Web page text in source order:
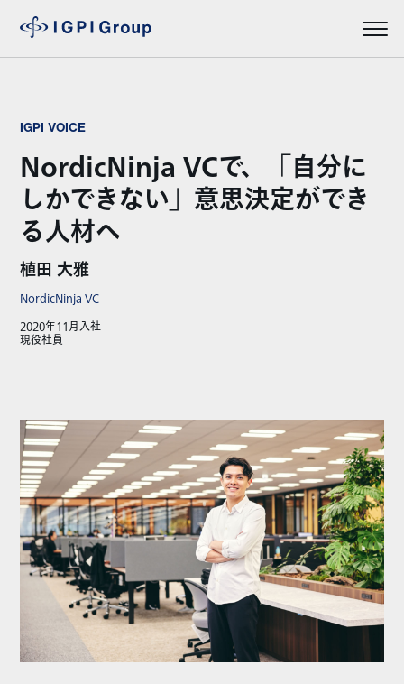
IGPI VOICE
NordicNinja VCで、「自分に
しかできない」意思決定ができ
る人材へ
植田 大雅
NordicNinja VC
2020年11月入社
現役社員